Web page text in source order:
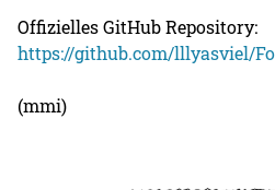
Offizielles GitHub Repository:
https://github.com/lllyasviel/
(mmi)